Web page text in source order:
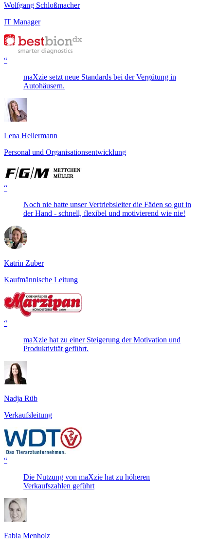
Wolfgang Schloßmacher
IT Manager
“
maXzie setzt neue Standards bei der Vergütung in
Autohäusern.
Lena Hellermann
Personal und Organisationsentwicklung
“
Noch nie hatte unser Vertriebsleiter die Fäden so gut in
der Hand - schnell, flexibel und motivierend wie nie!
Katrin Zuber
Kaufmännische Leitung
“
maXzie hat zu einer Steigerung der Motivation und
Produktivität geführt.
Nadja Rüb
Verkaufsleitung
“
Die Nutzung von maXzie hat zu höheren
Verkaufszahlen geführt
Fabia Menholz